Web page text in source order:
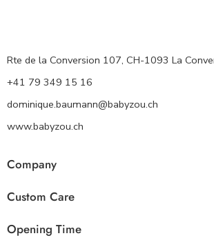
Rte de la Conversion 107, CH-1093 La
+41 79 349 15 16
dominique.baumann@babyzou.ch
www.babyzou.ch
Company
Custom Care
Opening Time